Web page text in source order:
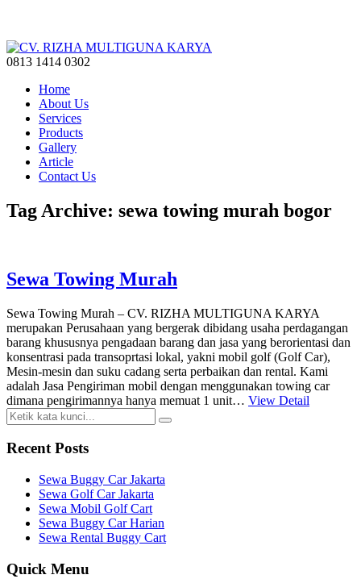
0813 1414 0302
Home
About Us
Services
Products
Gallery
Article
Contact Us
Tag Archive: sewa towing murah bogor
Sewa Towing Murah
Sewa Towing Murah – CV. RIZHA MULTIGUNA KARYA
merupakan Perusahaan yang bergerak dibidang usaha perdagangan
barang khususnya pengadaan barang dan jasa yang berorientasi dan
konsentrasi pada transoprtasi lokal, yakni mobil golf (Golf Car),
Mesin-mesin dan suku cadang serta perbaikan dan rental. Kami
adalah Jasa Pengiriman mobil dengan menggunakan towing car
dimana pengirimannya hanya memuat 1 unit… View Detail
Recent Posts
Sewa Buggy Car Jakarta
Sewa Golf Car Jakarta
Sewa Mobil Golf Cart
Sewa Buggy Car Harian
Sewa Rental Buggy Cart
Quick Menu